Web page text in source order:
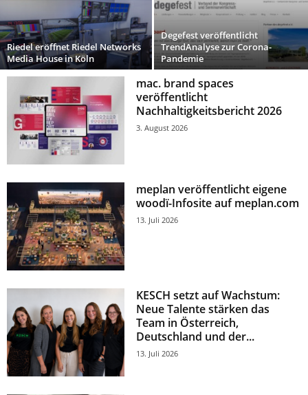
Riedel eröffnet Riedel Networks
Media House in Köln
Degefest veröffentlicht
TrendAnalyse zur Corona-
Pandemie
mac. brand spaces
veröffentlicht
Nachhaltigkeitsbericht 2026
3. August 2026
meplan veröffentlicht eigene
woodï-Infosite auf meplan.com
13. Juli 2026
KESCH setzt auf Wachstum:
Neue Talente stärken das
Team in Österreich,
Deutschland und der...
13. Juli 2026